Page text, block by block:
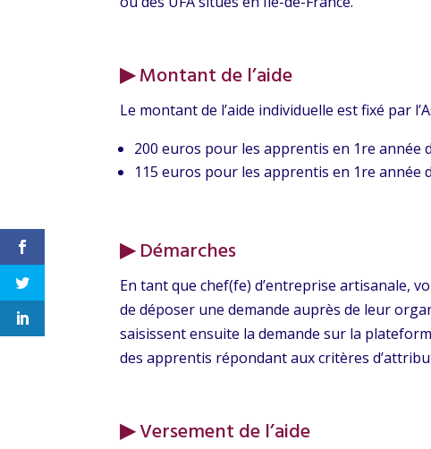
▶Montant de l’aide
Le montant de l’aide individuelle est fixé par
200 euros pour les apprentis en 1re année
115 euros pour les apprentis en 1re année
▶Démarches
En tant que chef(fe) d’entreprise artisanale,
de déposer une demande auprès de leur
saisissent ensuite la demande sur la
des apprentis répondant aux critères
▶Versement de l’aide